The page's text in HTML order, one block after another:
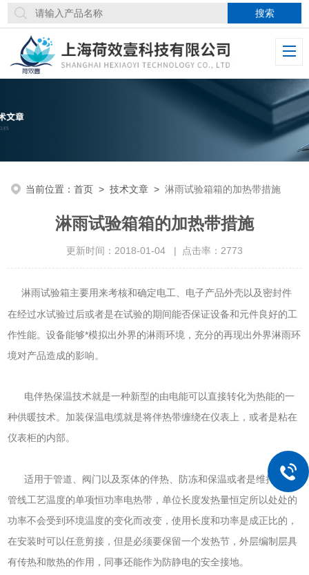
当前位置：首页 >技术文章 >淋雨试验箱箱的加热带措施
淋雨试验箱箱的加热带措施
更新时间：2018-01-04 | 点击率：2773
淋雨试验箱主要用来考核和确定电工、电子产品外壳以及密封件
在经过水试验过后或者是在试验的期间能否保证设备和元件良好的工
作性能。设备能够*模拟出外界的淋雨环境，充分的再现出外界淋雨环
境对产品造成的影响。
电伴热保温技术就是一种新型的由电能可以直接转化为热能的一
种供暖技术。加装保温电缆就是将伴热带缠绕在仪表上，或者是粘在
仪表柜的内部。
适用于管道、阀门以及泵体的伴热、防冻和保温或者是维持仪表
管线工艺温度的单项恒功率电热带，单位长度发热量恒定所以处处的
功率不会受到环境温度的变化而改变，使用长度和功率是成正比的，
在安装时可以任意剪接，但是必须要保留一个发热节，外层编制层具
有传热和散热的作用，同事还能作为防静电的安全接地。